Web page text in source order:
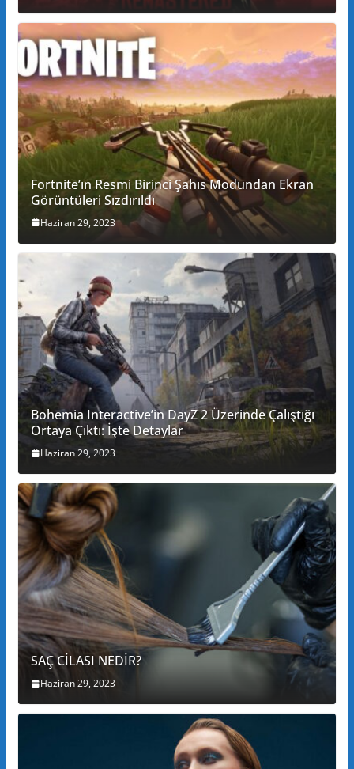
Fortnite’ın Resmi Birinci Şahıs Modundan Ekran
Görüntüleri Sızdırıldı
Haziran 29, 2023
Bohemia Interactive’in DayZ 2 Üzerinde Çalıştığı
Ortaya Çıktı: İşte Detaylar
Haziran 29, 2023
SAÇ CİLASI NEDİR?
Haziran 29, 2023